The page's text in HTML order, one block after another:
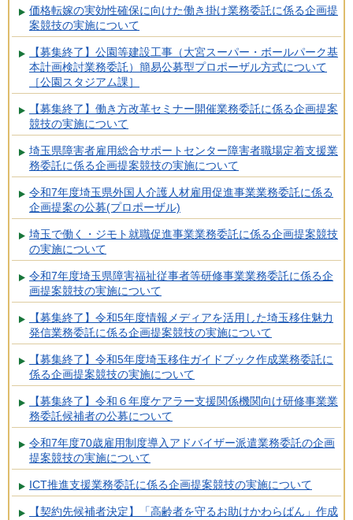
価格転嫁の実効性確保に向けた働き掛け業務委託に係る企画提
案競技の実施について
【募集終了】公園等建設工事（大宮スーパー・ボールパーク基
本計画検討業務委託）簡易公募型プロポーザル方式について
［公園スタジアム課］
【募集終了】働き方改革セミナー開催業務委託に係る企画提案
競技の実施について
埼玉県障害者雇用総合サポートセンター障害者職場定着支援業
務委託に係る企画提案競技の実施について
令和7年度埼玉県外国人介護人材雇用促進事業業務委託に係る
企画提案の公募(プロポーザル)
埼玉で働く・ジモト就職促進事業業務委託に係る企画提案競技
の実施について
令和7年度埼玉県障害福祉従事者等研修事業業務委託に係る企
画提案競技の実施について
【募集終了】令和5年度情報メディアを活用した埼玉移住魅力
発信業務委託に係る企画提案競技の実施について
【募集終了】令和5年度埼玉移住ガイドブック作成業務委託に
係る企画提案競技の実施について
【募集終了】令和６年度ケアラー支援関係機関向け研修事業業
務委託候補者の公募について
令和7年度70歳雇用制度導入アドバイザー派遣業務委託の企画
提案競技の実施について
ICT推進支援業務委託に係る企画提案競技の実施について
【契約先候補者決定】「高齢者を守るお助けかわらばん」作成